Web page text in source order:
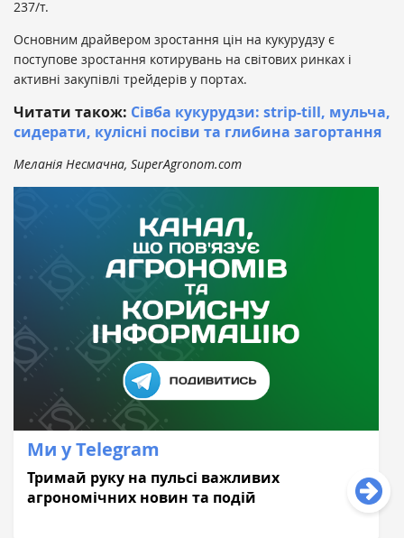
237/т.
Основним драйвером зростання цін на кукурудзу є
поступове зростання котирувань на світових ринках і
активні закупівлі трейдерів у портах.
Читати також: Сівба кукурудзи: strip-till, мульча,
сидерати, кулісні посіви та глибина загортання
Меланія Несмачна, SuperAgronom.com
Ми у Telegram
Тримай руку на пульсі важливих
агрономічних новин та подій